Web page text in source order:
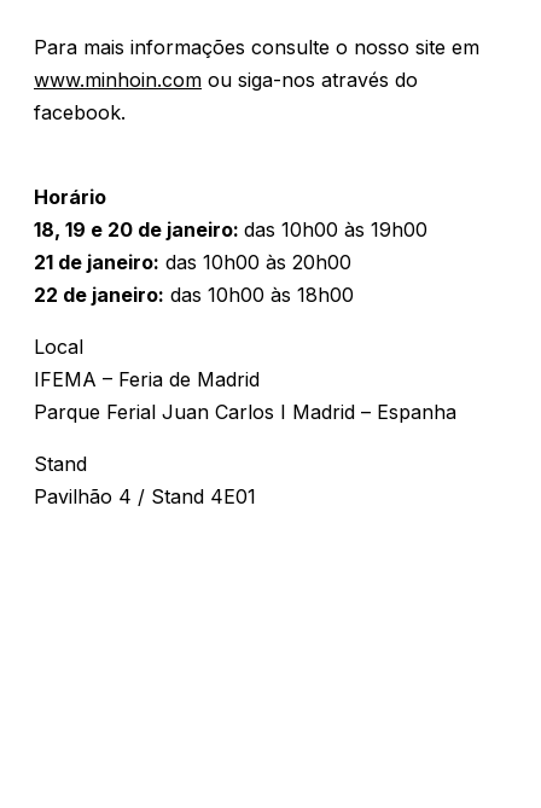
Para mais informações consulte o nosso site em
www.minhoin.com ou siga-nos através do
facebook.
Horário
18, 19 e 20 de janeiro: das 10h00 às 19h00
21 de janeiro: das 10h00 às 20h00
22 de janeiro: das 10h00 às 18h00
Local
IFEMA – Feria de Madrid
Parque Ferial Juan Carlos I Madrid – Espanha
Stand
Pavilhão 4 / Stand 4E01